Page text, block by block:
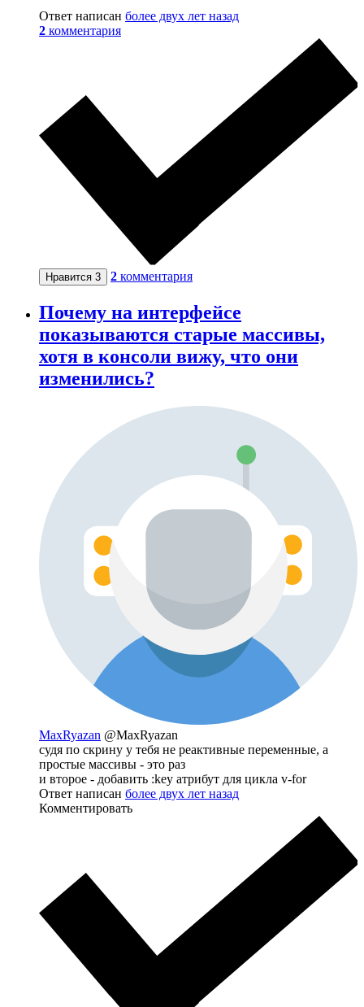
Ответ написан более двух лет назад
2 комментария
Нравится 3 2 комментария
Почему на интерфейсе
показываются старые массивы,
хотя в консоли вижу, что они
изменились?
MaxRyazan @MaxRyazan
судя по скрину у тебя не реактивные переменные, а
простые массивы - это раз
и второе - добавить :key атрибут для цикла v-for
Ответ написан более двух лет назад
Комментировать